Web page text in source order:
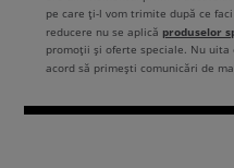
pe care ți-l vom trimite după ce
reducere nu se aplică produselor
promoții și oferte speciale. Nu
acord să primești comunicări de